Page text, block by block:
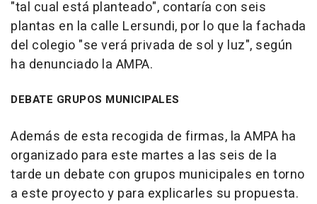
"tal cual está planteado", contaría con seis
plantas en la calle Lersundi, por lo que la fachada
del colegio "se verá privada de sol y luz", según
ha denunciado la AMPA.
DEBATE GRUPOS MUNICIPALES
Además de esta recogida de firmas, la AMPA ha
organizado para este martes a las seis de la
tarde un debate con grupos municipales en torno
a este proyecto y para explicarles su propuesta.